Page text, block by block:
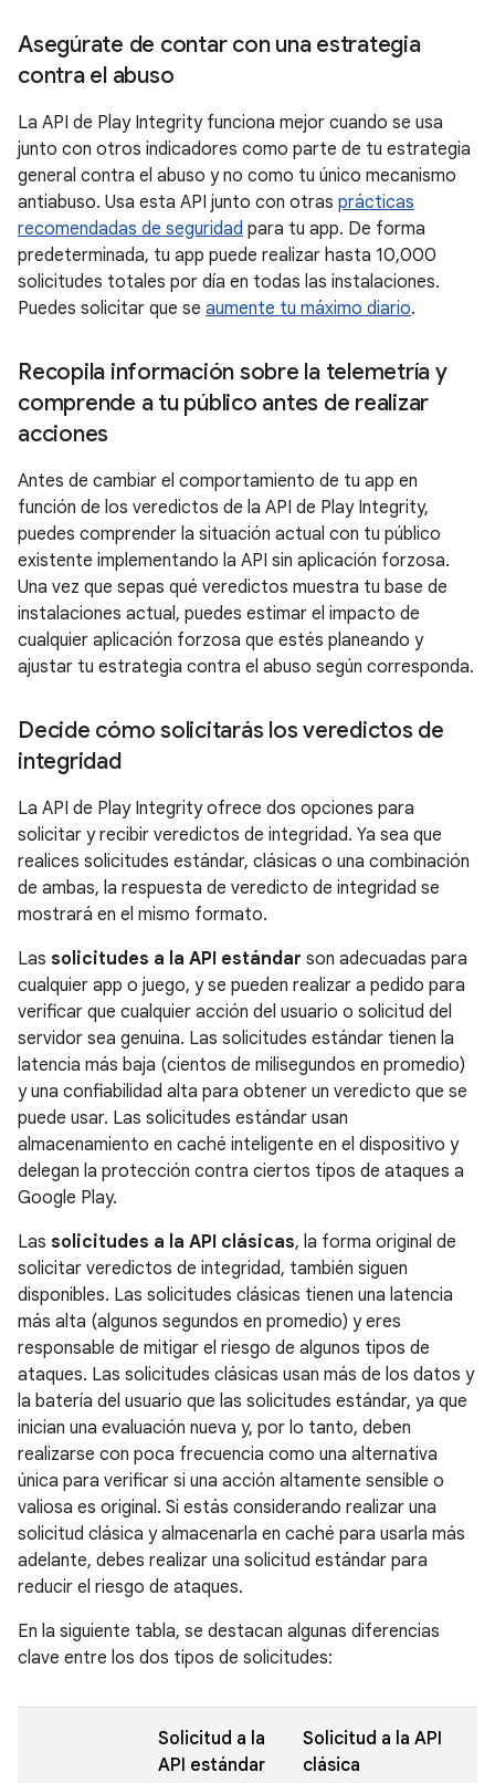
Asegúrate de contar con una estrategia
contra el abuso
La API de Play Integrity funciona mejor cuando se usa
junto con otros indicadores como parte de tu estrategia
general contra el abuso y no como tu único mecanismo
antiabuso. Usa esta API junto con otras prácticas
recomendadas de seguridad para tu app. De forma
predeterminada, tu app puede realizar hasta 10,000
solicitudes totales por día en todas las instalaciones.
Puedes solicitar que se aumente tu máximo diario.
Recopila información sobre la telemetría y
comprende a tu público antes de realizar
acciones
Antes de cambiar el comportamiento de tu app en
función de los veredictos de la API de Play Integrity,
puedes comprender la situación actual con tu público
existente implementando la API sin aplicación forzosa.
Una vez que sepas qué veredictos muestra tu base de
instalaciones actual, puedes estimar el impacto de
cualquier aplicación forzosa que estés planeando y
ajustar tu estrategia contra el abuso según corresponda.
Decide cómo solicitarás los veredictos de
integridad
La API de Play Integrity ofrece dos opciones para
solicitar y recibir veredictos de integridad. Ya sea que
realices solicitudes estándar, clásicas o una combinación
de ambas, la respuesta de veredicto de integridad se
mostrará en el mismo formato.
Las solicitudes a la API estándar son adecuadas para
cualquier app o juego, y se pueden realizar a pedido para
verificar que cualquier acción del usuario o solicitud del
servidor sea genuina. Las solicitudes estándar tienen la
latencia más baja (cientos de milisegundos en promedio)
y una confiabilidad alta para obtener un veredicto que se
puede usar. Las solicitudes estándar usan
almacenamiento en caché inteligente en el dispositivo y
delegan la protección contra ciertos tipos de ataques a
Google Play.
Las solicitudes a la API clásicas, la forma original de
solicitar veredictos de integridad, también siguen
disponibles. Las solicitudes clásicas tienen una latencia
más alta (algunos segundos en promedio) y eres
responsable de mitigar el riesgo de algunos tipos de
ataques. Las solicitudes clásicas usan más de los datos y
la batería del usuario que las solicitudes estándar, ya que
inician una evaluación nueva y, por lo tanto, deben
realizarse con poca frecuencia como una alternativa
única para verificar si una acción altamente sensible o
valiosa es original. Si estás considerando realizar una
solicitud clásica y almacenarla en caché para usarla más
adelante, debes realizar una solicitud estándar para
reducir el riesgo de ataques.
En la siguiente tabla, se destacan algunas diferencias
clave entre los dos tipos de solicitudes:
Solicitud a la
API estándar
Solicitud a la API
clásica